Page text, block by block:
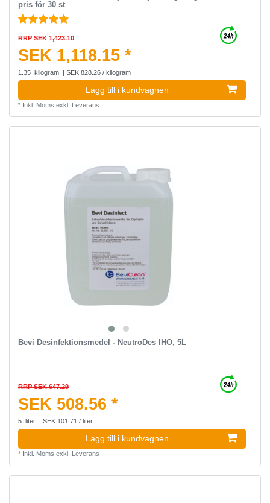
pris för 30 st
RRP SEK 1,423.10
SEK 1,118.15 *
1.35 kilogram | SEK 828.26 / kilogram
Lagg till i kundvagnen
* Inkl. Moms exkl. Leverans
Bevi Desinfektionsmedel - NeutroDes IHO, 5L
RRP SEK 647.29
SEK 508.56 *
5 liter | SEK 101.71 / liter
Lagg till i kundvagnen
* Inkl. Moms exkl. Leverans